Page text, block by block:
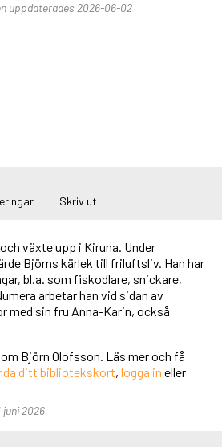
uppdaterades 2026-06-02
Skriv ut
växte upp i Kiruna. Under
Björns kärlek till friluftsliv. Han har
bl.a. som fiskodlare, snickare,
arbetar han vid sidan av
sin fru Anna-Karin, också
Björn Olofsson. Läs mer och få
ditt bibliotekskort, logga in eller
2026